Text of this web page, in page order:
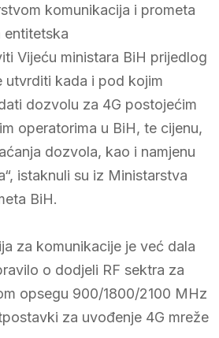
komunikacija i prometa
entitetska
Vijeću ministara BiH prijedlog
utvrditi kada i pod kojim
dozvolu za 4G postojećim
operatorima u BiH, te cijenu,
dozvola, kao i namjenu
istaknuli su iz Ministarstva
BiH.
za komunikacije je već dala
o dodjeli RF sektra za
opsegu 900/1800/2100 MHz
za uvođenje 4G mreže